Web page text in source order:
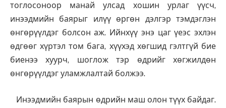
тоглосоноор манай улсад хошин урлаг үүсч,
инээдмийн баярыг илүү өргөн дэлгэр тэмдэглэн
өнгөрүүлдэг болсон аж. Ийнхүү энэ цаг үеэс эхлэн
өдгөөг хүртэл том бага, хүүхэд хөгшид гэлтгүй бие
биенээ хуурч, шоглож тэр өдрийг хөгжилдөн
өнгөрүүлдэг уламжлалтай болжээ.
Инээдмийн баярын өдрийн маш олон түүх байдаг.